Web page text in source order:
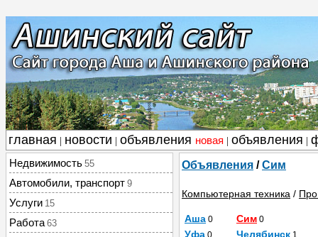
главная новости объявления новая объявления
Недвижимость 55
Автомобили, транспорт 9
Услуги 15
Работа 63
Объявления /Сим
Компьютерная техника /
Аша 0 Сим 0
Уфа 0 Челябинск 1